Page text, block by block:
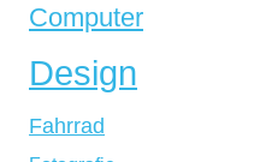
Computer
Design
Fahrrad